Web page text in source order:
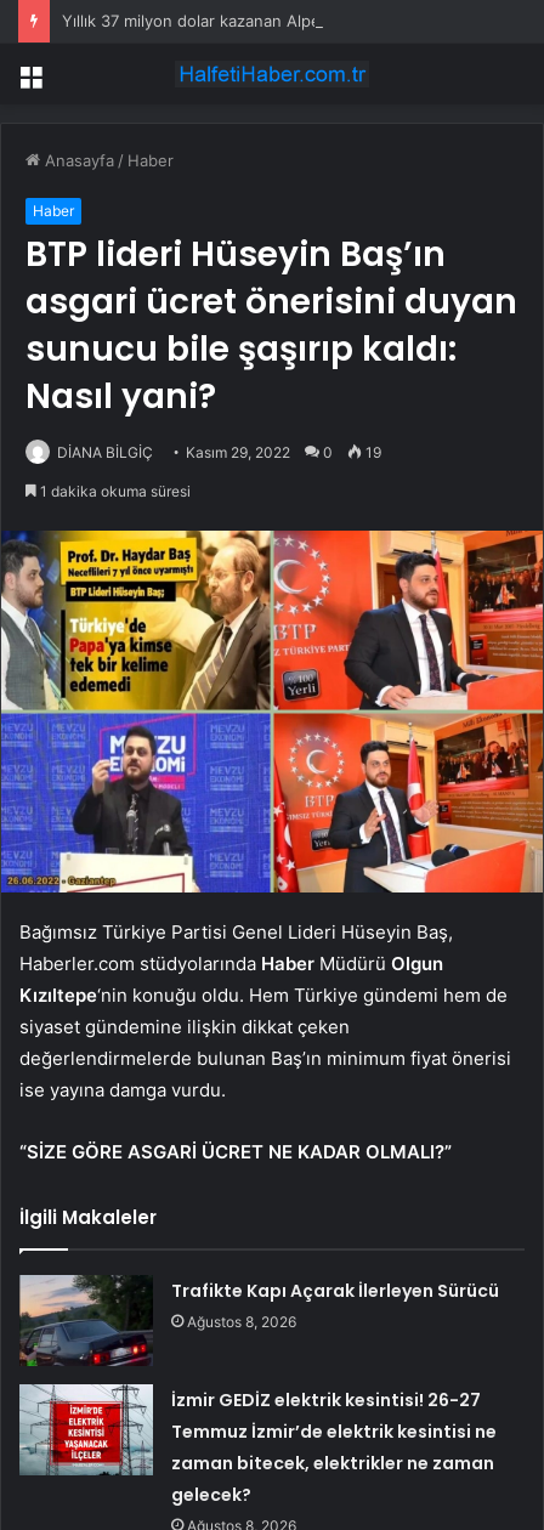
Menü
Anasayfa / Haber
Haber
BTP lideri Hüseyin Baş’ın
asgari ücret önerisini duyan
sunucu bile şaşırıp kaldı:
Nasıl yani?
DİANA BİLGİÇ Kasım 29, 2022 0 19
1 dakika okuma süresi
Bağımsız Türkiye Partisi Genel Lideri Hüseyin Baş,
Haberler.com stüdyolarında Haber Müdürü Olgun
Kızıltepe‘nin konuğu oldu. Hem Türkiye gündemi hem de
siyaset gündemine ilişkin dikkat çeken
değerlendirmelerde bulunan Baş’ın minimum fiyat önerisi
ise yayına damga vurdu.
“SİZE GÖRE ASGARİ ÜCRET NE KADAR OLMALI?”
İlgili Makaleler
Trafikte Kapı Açarak İlerleyen Sürücü
Ağustos 8, 2026
İzmir GEDİZ elektrik kesintisi! 26-27
Temmuz İzmir’de elektrik kesintisi ne
zaman bitecek, elektrikler ne zaman
gelecek?
Ağustos 8, 2026